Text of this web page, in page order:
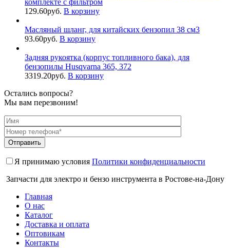
комплекте с фильтром
129.60руб. В корзину
Масляный шланг, для китайских бензопил 38 см3
93.60руб. В корзину
Задняя рукоятка (корпус топливного бака), для
бензопилы Husqvarna 365, 372
3319.20руб. В корзину
Остались вопросы?
Мы вам перезвоним!
Я принимаю условия Политики конфиденциальности
Запчасти для электро и бензо инструмента в Ростове-на-Дону
Главная
О нас
Каталог
Доставка и оплата
Оптовикам
Контакты